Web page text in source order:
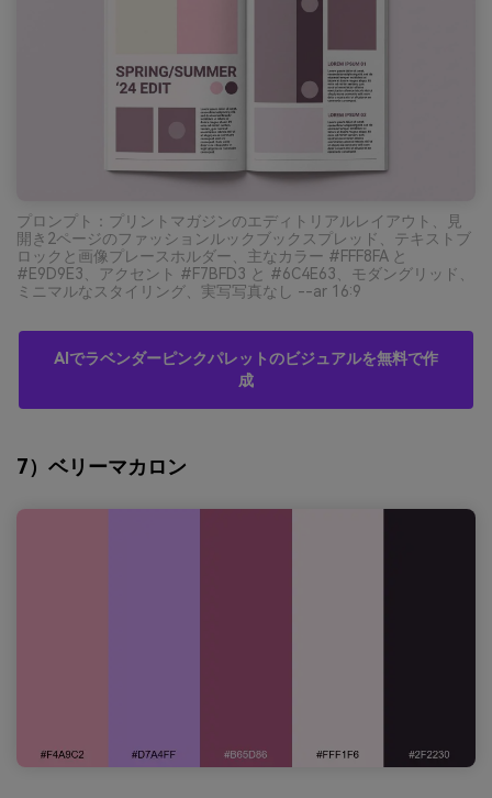
プロンプト：プリントマガジンのエディトリアルレイアウト、見
開き2ページのファッションルックブックスプレッド、テキストブ
ロックと画像プレースホルダー、主なカラー #FFF8FA と
#E9D9E3、アクセント #F7BFD3 と #6C4E63、モダングリッド、
ミニマルなスタイリング、実写写真なし --ar 16:9
AIでラベンダーピンクパレットのビジュアルを無料で作
成
7）ベリーマカロン